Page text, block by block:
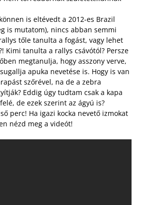
is eltévedt a 2012-es Brazil
is mutatom), nincs abban semmi
tőle tanulta a fogást, vagy lehet
Kimi tanulta a rallys csávótól? Persze
megtanulja, hogy asszony verve,
apuka nevetése is. Hogy is van
szőrével, na de a zebra
Eddig úgy tudtam csak a kapa
de ezek szerint az ágyú is?
perc! Ha igazi kocka nevető izmokat
nézd meg a videót!